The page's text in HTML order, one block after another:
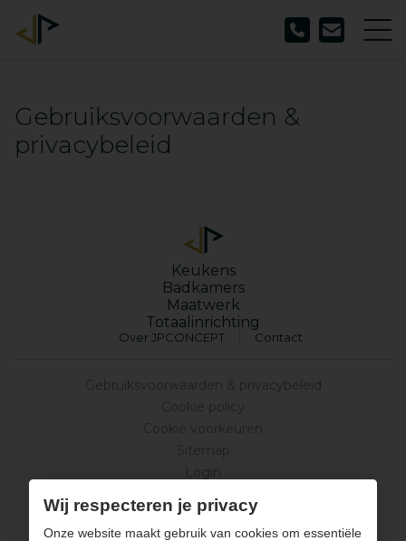
Gebruiksvoorwaarden &
privacybeleid
Keukens
Badkamers
Maatwerk
Totaalinrichting
Over JPCONCEPT Contact
Gebruiksvoorwaarden & privacybeleid
Cookie policy
Cookie voorkeuren
Sitemap
Login
Wij respecteren je privacy
Onze website maakt gebruik van cookies om essentiële